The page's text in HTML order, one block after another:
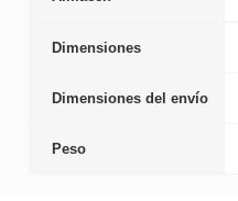
Dimensiones
Dimensiones del envío
Peso